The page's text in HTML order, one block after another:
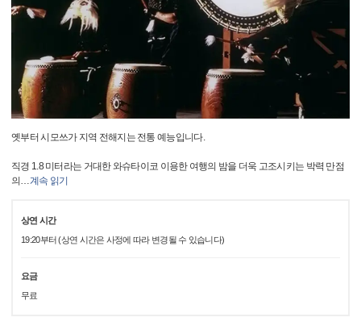
옛부터 시모쓰가 지역 전해지는 전통 예능입니다.
직경 1.8 미터라는 거대한 와슈타이코 이용한 여행의 밤을 더욱 고조시키는 박력 만점
의 …계속 읽기
상연 시간
19:20부터 (상연 시간은 사정에 따라 변경될 수 있습니다)
요금
무료